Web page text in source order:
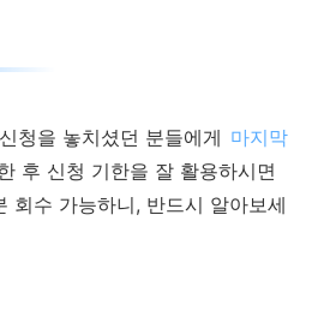
청을 놓치셨던 분들에게 마지막
후 신청 기한을 잘 활용하시면
회수 가능하니, 반드시 알아보세